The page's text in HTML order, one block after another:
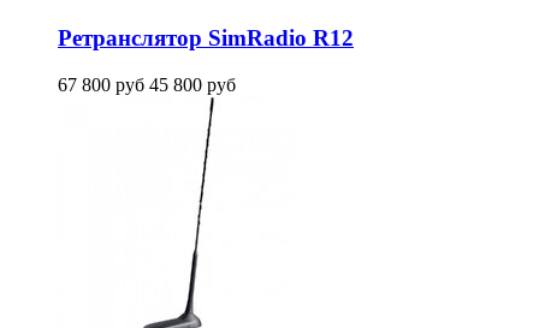
Ретранслятор SimRadio R12
67 800 руб 45 800 руб